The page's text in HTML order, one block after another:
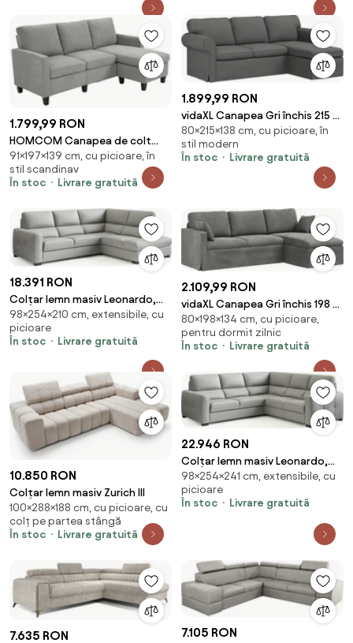
1.799,99 RON
HOMCOM Canapea de colt
modulara si moderna, canapea
3 locuri cu peninsula reversibila
din material textil gri deschis,
91×197×139 cm, cu picioare, în
stil scandinav
În stoc
Livrare gratuită
1.899,99 RON
vidaXL Canapea Gri închis 215 x
138 x 80 cm țesătură
80×215×138 cm, cu picioare, în
stil modern
În stoc
Livrare gratuită
18.391 RON
Colțar lemn masiv Leonardo,
254 × 98 × 210 cm - Stânga
98×254×210 cm, extensibile, cu
picioare
În stoc
Livrare gratuită
2.109,99 RON
vidaXL Canapea Gri închis 198 x
134 x 80 cm Catifea
80×198×134 cm, cu picioare,
pentru dormit zilnic
În stoc
Livrare gratuită
10.850 RON
Colțar lemn masiv Zurich III
100×288×188 cm, cu picioare, cu
colț pe partea stângă
În stoc
Livrare gratuită
22.946 RON
Colțar lemn masiv Leonardo,
254 × 98 × 241 cm - Stânga
98×254×241 cm, extensibile, cu
picioare
În stoc
Livrare gratuită
7.635 RON 7.105 RON